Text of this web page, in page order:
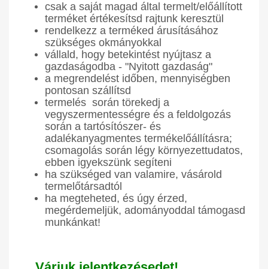
csak a saját magad által termelt/előállított
terméket értékesítsd rajtunk keresztül
rendelkezz a terméked árusításához
szükséges okmányokkal
vállald, hogy betekintést nyújtasz a
gazdaságodba - "Nyitott gazdaság"
a megrendelést időben, mennyiségben
pontosan szállítsd
termelés során törekedj a
vegyszermentességre és a feldolgozás
során a tartósítószer- és
adalékanyagmentes termékelőállításra;
csomagolás során légy környezettudatos,
ebben igyekszünk segíteni
ha szükséged van valamire, vásárold
termelőtársadtól
ha megteheted, és úgy érzed,
megérdemeljük, adományoddal támogasd
munkánkat!